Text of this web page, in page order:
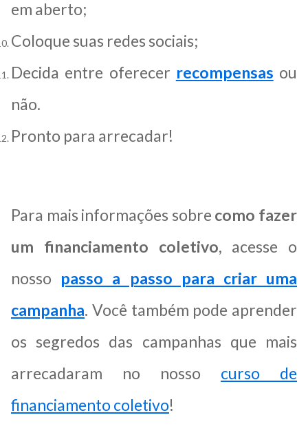
em aberto;
Coloque suas redes sociais;
Decida entre oferecer recompensas ou
não.
Pronto para arrecadar!
Para mais informações sobre como fazer
um financiamento coletivo, acesse o
nosso passo a passo para criar uma
campanha. Você também pode aprender
os segredos das campanhas que mais
arrecadaram no nosso curso de
financiamento coletivo!